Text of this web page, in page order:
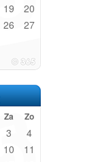
19 20
26 27
Za Zo
3 4
10 11